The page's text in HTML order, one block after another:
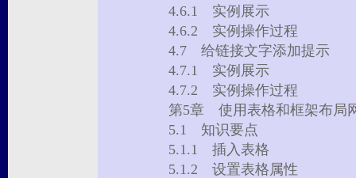
4.6.1 实例展示
4.6.2 实例操作过程
4.7 给链接文字添加提示
4.7.1 实例展示
4.7.2 实例操作过程
第5章 使用表格和框架布
5.1 知识要点
5.1.1 插入表格
5.1.2 设置表格属性